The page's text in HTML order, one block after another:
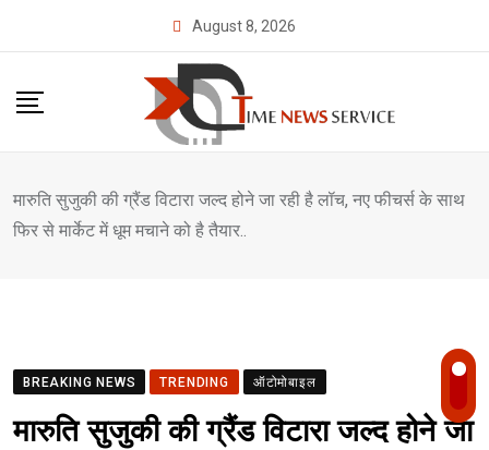
August 8, 2026
मारुति सुजुकी की ग्रैंड विटारा जल्द होने जा रही है लॉच, नए फीचर्स के साथ
फिर से मार्केट में धूम मचाने को है तैयार..
BREAKING NEWS TRENDING ऑटोमोबाइल
मारुति सुजुकी की ग्रैंड विटारा जल्द होने जा